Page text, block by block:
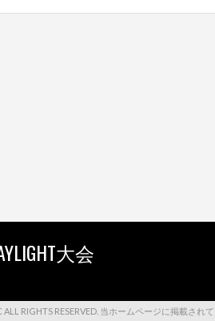
大会
ALL RIGHTS RESERVED. 当ホームページに掲載さ